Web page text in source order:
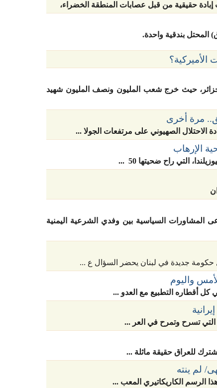
حقيقية من قبل عصابات المنطقة الخضراء،
المحتل بندقية واحدة.
الأميركية؟
حيث خرج شعب المليون ونصف المليون شهيد
مرة أخرى
الاحتلال الصهيوني على مرتفعات الجولا ...
الإرهاب
التي راح ضحيتها 50 ...
المشاورات السياسية بين وفدي الشرعية اليمنية
حكومة جديدة في لبنان يحضر السؤال ع ...
واليوم
أقطاره التطبيع مع العدو ...
التي تسرح وتمرح في العر ...
للعراق حقيقة ماثلة ...
لم ينته
الرسم الكاريكاتيري المعب ...